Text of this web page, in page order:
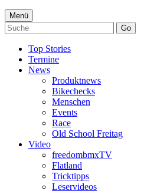
Menü
Go
Top Stories
Termine
News
Produktnews
Bikechecks
Menschen
Events
Race
Old School Freitag
Video
freedombmxTV
Flatland
Tricktipps
Leservideos